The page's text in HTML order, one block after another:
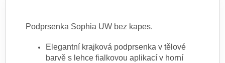
Podprsenka Sophia UW bez kapes.
Elegantní krajková podprsenka v tělové
barvě s lehce fialkovou aplikací v horní